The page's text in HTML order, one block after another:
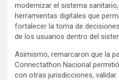
modernizar el sistema
herramientas digitales que
fortalecer la toma de
de los usuarios dentro del
Asimismo, remarcaron que la
Connectathon Nacional
con otras jurisdicciones,